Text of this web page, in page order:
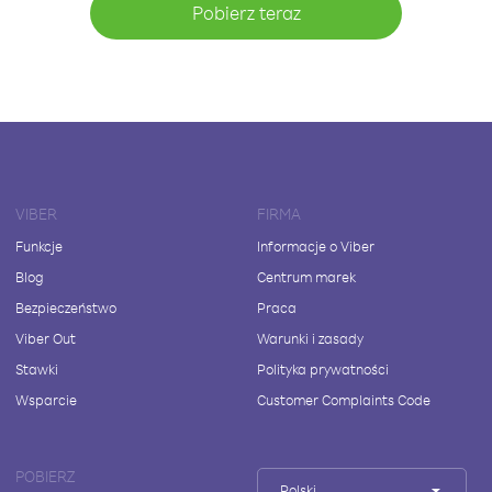
Pobierz teraz
VIBER
Funkcje
Blog
Bezpieczeństwo
Viber Out
Stawki
Wsparcie
FIRMA
Informacje o Viber
Centrum marek
Praca
Warunki i zasady
Polityka prywatności
Customer Complaints Code
POBIERZ